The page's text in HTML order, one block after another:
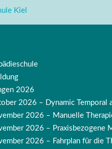
2026
2026 – Dynamic Temporal
2026 – Manuelle
2026 – Praxisbezogene
2026 – Fahrplan für die